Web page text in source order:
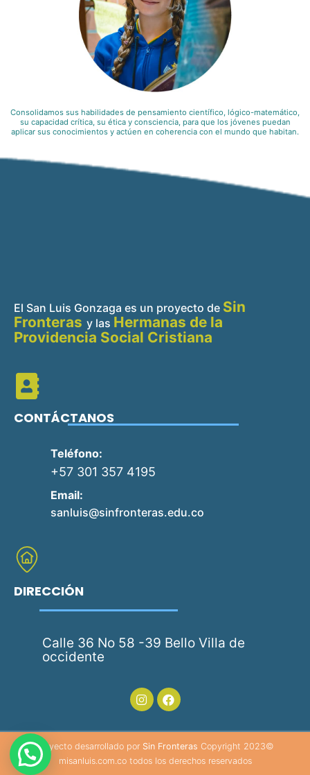
Consolidamos sus habilidades de pensamiento científico, lógico-matemático,
su capacidad crítica, su ética y consciencia, para que los jóvenes puedan
aplicar sus conocimientos y actúen en coherencia con el mundo que habitan.
El San Luis Gonzaga es un proyecto de Sin
Fronteras y las Hermanas de la
Providencia Social Cristiana
CONTÁCTANOS
Teléfono:
+57 301 357 4195
Email:
sanluis@sinfronteras.edu.co
DIRECCIÓN
Calle 36 No 58 -39 Bello Villa de
occidente
Proyecto desarrollado por Sin Fronteras Copyright 2023©
misanluis.com.co todos los derechos reservados